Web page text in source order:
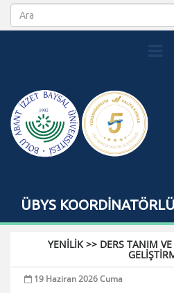
ÜBYS
YENİLİK >> DERS TANIM VE
19 Haziran 2026 Cuma